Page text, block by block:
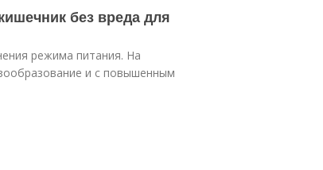
без вреда для
режима питания. На
и с повышенным